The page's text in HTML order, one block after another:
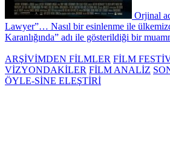
Orjinal
Lawyer”… Nasıl bir esinlenme ile
Karanlığında” adı ile gösterildiği bir
ARŞİVİMDEN FİLMLER FİLM
VİZYONDAKİLER FİLM ANALİZ
ÖYLE-SİNE ELEŞTİRİ